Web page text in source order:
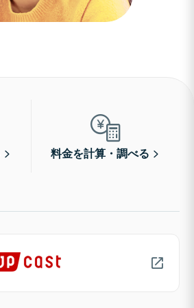
料金を計算・調べる